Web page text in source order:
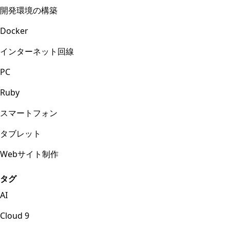
開発環境の構築
Docker
インターネット回線
PC
Ruby
スマートフォン
タブレット
Webサイト制作
タグ
AI
Cloud 9